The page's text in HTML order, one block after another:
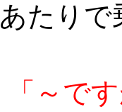
たり
「～で